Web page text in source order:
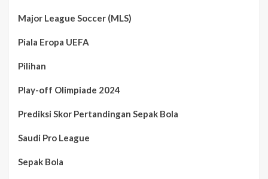
Major League Soccer (MLS)
Piala Eropa UEFA
Pilihan
Play-off Olimpiade 2024
Prediksi Skor Pertandingan Sepak Bola
Saudi Pro League
Sepak Bola